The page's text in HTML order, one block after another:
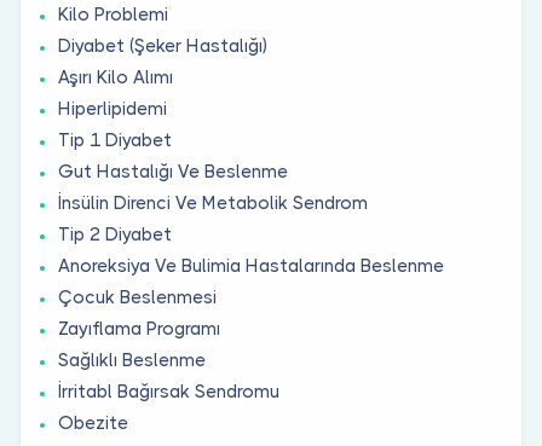
Kilo Problemi
Diyabet (Şeker Hastalığı)
Aşırı Kilo Alımı
Hiperlipidemi
Tip 1 Diyabet
Gut Hastalığı Ve Beslenme
İnsülin Direnci Ve Metabolik Sendrom
Tip 2 Diyabet
Anoreksiya Ve Bulimia Hastalarında Beslenme
Çocuk Beslenmesi
Zayıflama Programı
Sağlıklı Beslenme
İrritabl Bağırsak Sendromu
Obezite